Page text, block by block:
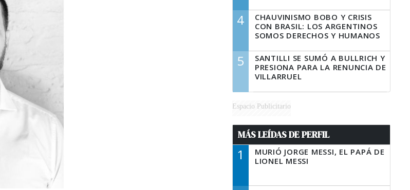
4
CHAUVINISMO BOBO Y CRISIS
CON BRASIL: LOS ARGENTINOS
SOMOS DERECHOS Y HUMANOS
5
SANTILLI SE SUMÓ A BULLRICH Y
PRESIONA PARA LA RENUNCIA DE
VILLARRUEL
Espacio Publicitario
MÁS LEÍDAS DE PERFIL
1
MURIÓ JORGE MESSI, EL PAPÁ DE
LIONEL MESSI